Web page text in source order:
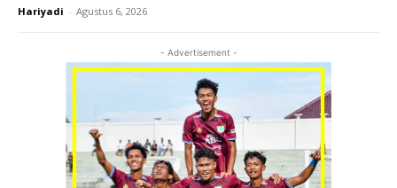
Hariyadi - Agustus 6, 2026
- Advertisement -